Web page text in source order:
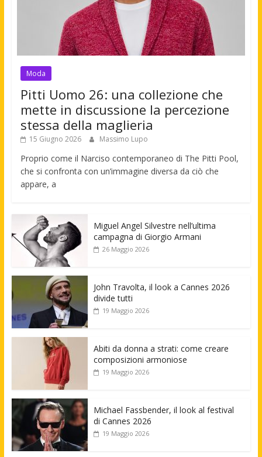
Moda
Pitti Uomo 26: una collezione che
mette in discussione la percezione
stessa della maglieria
15 Giugno 2026 Massimo Lupo
Proprio come il Narciso contemporaneo di The Pitti Pool,
che si confronta con un’immagine diversa da ciò che
appare, a
Miguel Angel Silvestre nell’ultima
campagna di Giorgio Armani
26 Maggio 2026
John Travolta, il look a Cannes 2026
divide tutti
19 Maggio 2026
Abiti da donna a strati: come creare
composizioni armoniose
19 Maggio 2026
Michael Fassbender, il look al festival
di Cannes 2026
19 Maggio 2026